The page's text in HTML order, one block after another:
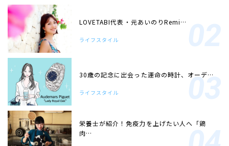
LOVETABI代表・元あいのりRemi…
ライフスタイル
30歳の記念に出会った運命の時計、オーデ…
ライフスタイル
栄養士が紹介！免疫力を上げたい人へ「鶏
肉…